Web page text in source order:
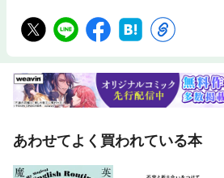
あわせてよく買われている本